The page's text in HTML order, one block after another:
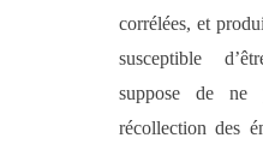
corrélées, et
susceptible
suppose de
récollection des